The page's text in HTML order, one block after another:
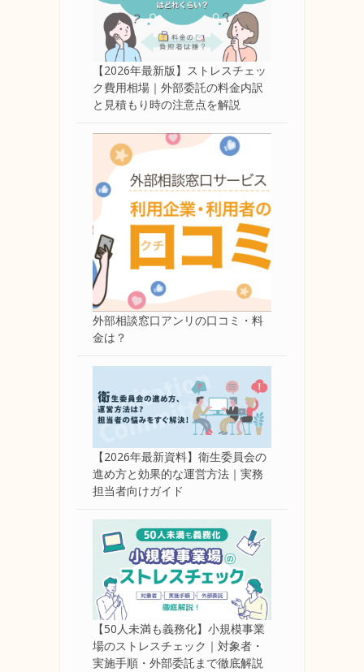
【2026年最新版】ストレスチェッ
ク費用相場｜外部委託の料金内訳
と見積もり時の注意点を解説
外部相談窓口アンリの口コミ・料
金は？
【2026年最新資料】衛生委員会の
進め方と効果的な運営方法｜実務
担当者向けガイド
【50人未満も義務化】小規模事業
場のストレスチェック｜対象者・
実施手順・外部委託まで徹底解説